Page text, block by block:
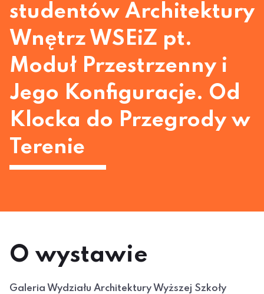
studentów Architektury
Wnętrz WSEiZ pt.
Moduł Przestrzenny i
Jego Konfiguracje. Od
Klocka do Przegrody w
Terenie
O wystawie
Galeria Wydziału Architektury Wyższej Szkoły